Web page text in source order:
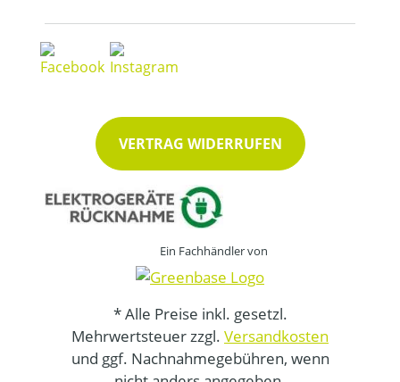
VERTRAG WIDERRUFEN
Ein Fachhändler von
* Alle Preise inkl. gesetzl.
Mehrwertsteuer zzgl. Versandkosten
und ggf. Nachnahmegebühren, wenn